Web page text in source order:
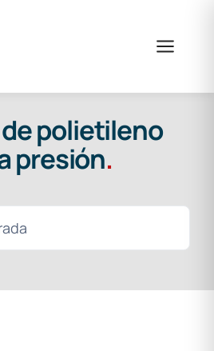
polietileno
presión.